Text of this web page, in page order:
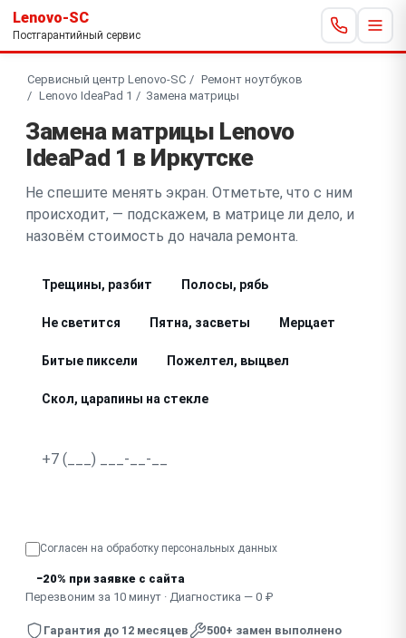
Lenovo-SC
Постгарантийный сервис
Сервисный центр Lenovo-SC
Ремонт ноутбуков
Lenovo IdeaPad 1
Замена матрицы
Замена матрицы Lenovo
IdeaPad 1 в Иркутске
Не спешите менять экран. Отметьте, что с ним
происходит, — подскажем, в матрице ли дело, и
назовём стоимость до начала ремонта.
Трещины, разбит Полосы, рябь
Не светится Пятна, засветы Мерцает
Битые пиксели Пожелтел, выцвел
Скол, царапины на стекле
Погас после удара, падения
Согласен на обработку персональных данных
−20% при заявке с сайта
Перезвоним за 10 минут · Диагностика — 0 ₽
Гарантия до 12 месяцев
500+ замен выполнено